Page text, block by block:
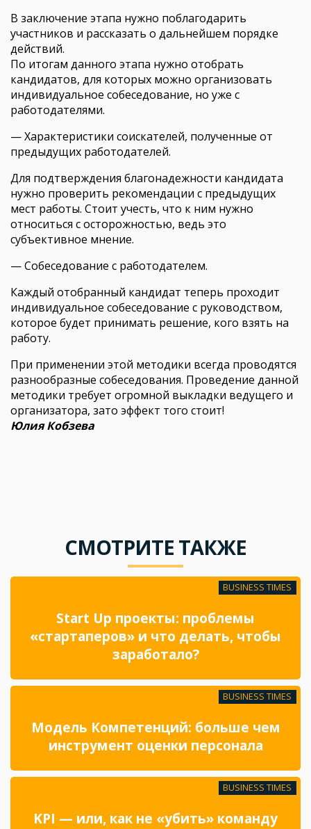
В заключение этапа нужно поблагодарить
участников и рассказать о дальнейшем порядке
действий.
По итогам данного этапа нужно отобрать
кандидатов, для которых можно организовать
индивидуальное собеседование, но уже с
работодателями.
— Характеристики соискателей, полученные от
предыдущих работодателей.
Для подтверждения благонадежности кандидата
нужно проверить рекомендации с предыдущих
мест работы. Стоит учесть, что к ним нужно
относиться с осторожностью, ведь это
субъективное мнение.
— Собеседование с работодателем.
Каждый отобранный кандидат теперь проходит
индивидуальное собеседование с руководством,
которое будет принимать решение, кого взять на
работу.
При применении этой методики всегда проводятся
разнообразные собеседования. Проведение данной
методики требует огромной выкладки ведущего и
организатора, зато эффект того стоит!
Юлия Кобзева
СМОТРИТЕ ТАКЖЕ
BUSINESS TIMES
Start Up проекты: проблемы
«стартаперов» и что делать, чтобы
заработало?
BUSINESS TIMES
Модель Компетенций: больше чем
инструмент оценки персонала
BUSINESS TIMES
KPI — или, как не «убить» команду